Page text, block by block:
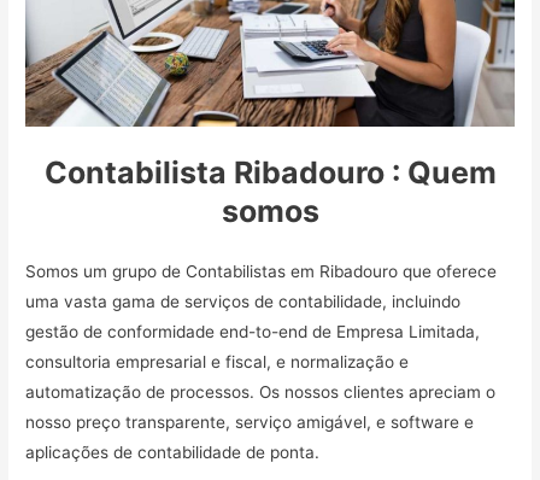
Contabilista Ribadouro : Quem
somos
Somos um grupo de Contabilistas em Ribadouro que oferece
uma vasta gama de serviços de contabilidade, incluindo
gestão de conformidade end-to-end de Empresa Limitada,
consultoria empresarial e fiscal, e normalização e
automatização de processos. Os nossos clientes apreciam o
nosso preço transparente, serviço amigável, e software e
aplicações de contabilidade de ponta.